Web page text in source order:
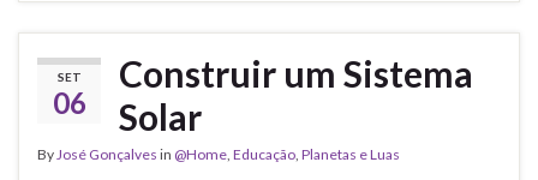
SET
06
Construir um Sistema
Solar
ByJosé Gonçalves in @Home, Educação, Planetas e Luas